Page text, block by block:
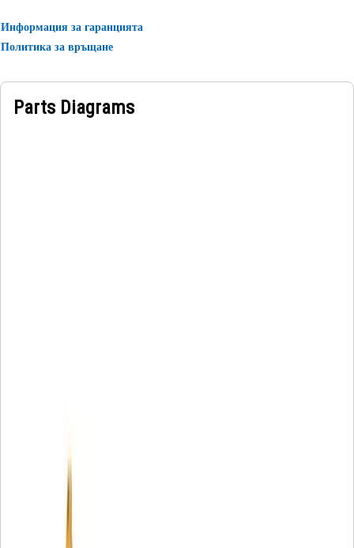
Информация за гаранцията
Политика за връщане
Parts Diagrams